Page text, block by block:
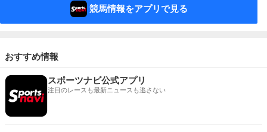
競馬情報をアプリで見る
おすすめ情報
スポーツナビ公式アプリ
注目のレースも最新ニュースも逃さない